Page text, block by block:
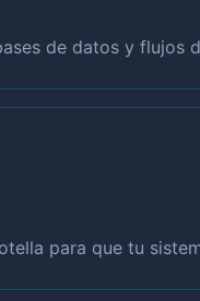
de datos y flujos
para que tu